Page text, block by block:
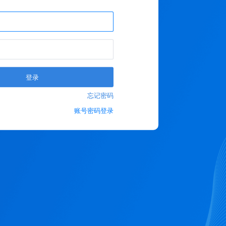
登录
忘记密码
账号密码登录